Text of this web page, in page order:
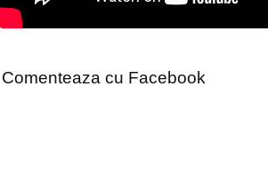
Comenteaza cu Facebook